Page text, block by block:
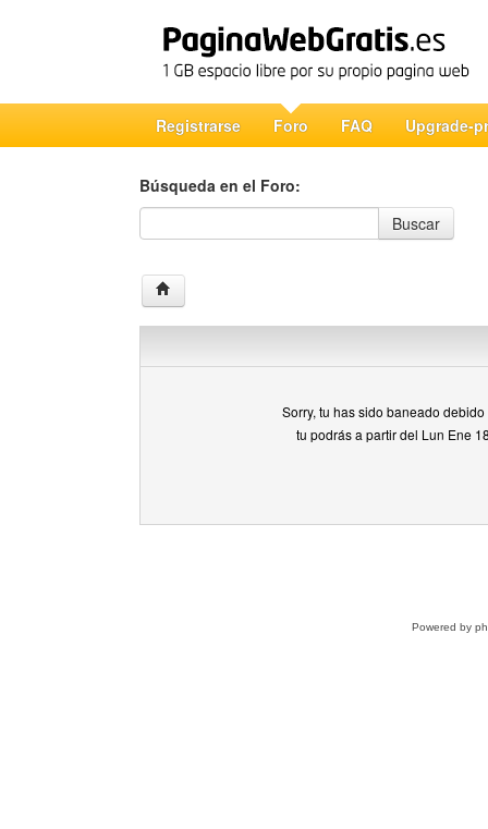
Registrarse Foro FAQ Upgrade-
Búsqueda en el Foro:
Búsqueda en el Foro
Buscar
Sorry, tu has sido baneado
tu podrás a partir del Lun Ene
Powered by